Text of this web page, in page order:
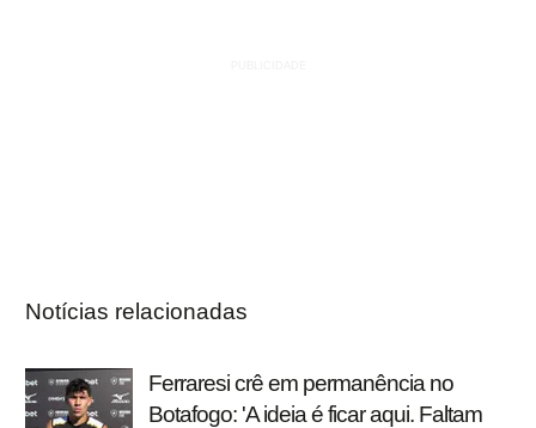
Notícias relacionadas
Ferraresi crê em permanência no
Botafogo: 'A ideia é ficar aqui. Faltam